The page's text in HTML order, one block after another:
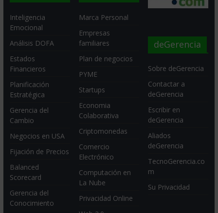
Inteligencia
Emocional
Análisis DOFA
Estados
Financieros
Planificación
Estratégica
Gerencia del
Cambio
Negocios en USA
Fijación de Precios
Balanced
Scorecard
Gerencia del
Conocimiento
Marca Personal
Empresas
familiares
Plan de negocios
PYME
Startups
Economia
Colaborativa
Criptomonedas
Comercio
Electrónico
Computación en
La Nube
Privacidad Online
deGerencia
Sobre deGerencia
Contactar a
deGerencia
Escribir en
deGerencia
Aliados
deGerencia
TecnoGerencia.co
m
Su Privacidad